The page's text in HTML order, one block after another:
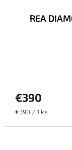
REA
€390
Jednotková
€390 / 1 ks